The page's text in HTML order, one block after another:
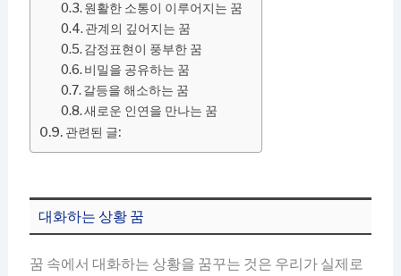
원활한 소통이 이루어지는 꿈
관계의 깊어지는 꿈
감정표현이 풍부한 꿈
비밀을 공유하는 꿈
갈등을 해소하는 꿈
새로운 인연을 만나는 꿈
관련된 글:
대화하는 상황 꿈
꿈 속에서 대화하는 상황을 꿈꾸는 것은 우리가 실제로